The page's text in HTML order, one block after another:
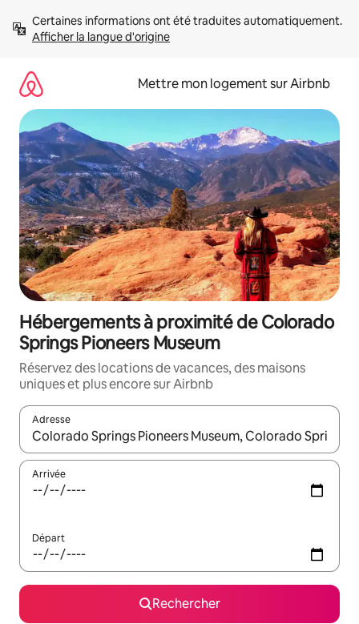
directement
Afficher la langue d'origine
Mettre mon logement sur Airbnb
Hébergements à proximité de Colorado
Springs Pioneers Museum
Réservez des locations de vacances, des maisons
uniques et plus encore sur Airbnb
Adresse
Lorsque les résultats s'affichent, utilisez les flèches vers le
Arrivée
Départ
Rechercher